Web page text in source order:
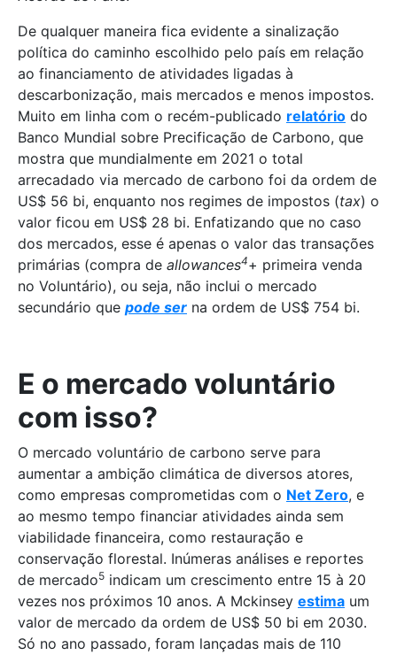
De qualquer maneira fica evidente a sinalização
política do caminho escolhido pelo país em relação
ao financiamento de atividades ligadas à
descarbonização, mais mercados e menos impostos.
Muito em linha com o recém-publicado relatório do
Banco Mundial sobre Precificação de Carbono, que
mostra que mundialmente em 2021 o total
arrecadado via mercado de carbono foi da ordem de
US$ 56 bi, enquanto nos regimes de impostos (tax) o
valor ficou em US$ 28 bi. Enfatizando que no caso
dos mercados, esse é apenas o valor das transações
primárias (compra de allowances4+ primeira venda
no Voluntário), ou seja, não inclui o mercado
secundário que pode ser na ordem de US$ 754 bi.
E o mercado voluntário
com isso?
O mercado voluntário de carbono serve para
aumentar a ambição climática de diversos atores,
como empresas comprometidas com o Net Zero, e
ao mesmo tempo financiar atividades ainda sem
viabilidade financeira, como restauração e
conservação florestal. Inúmeras análises e reportes
de mercado5 indicam um crescimento entre 15 à 20
vezes nos próximos 10 anos. A Mckinsey estima um
valor de mercado da ordem de US$ 50 bi em 2030.
Só no ano passado, foram lançadas mais de 110